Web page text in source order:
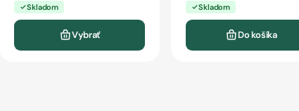
Skladom
Vybrať
Skladom
Do košíka